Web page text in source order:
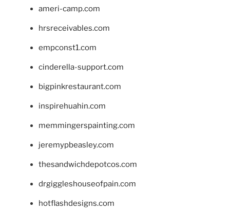
ameri-camp.com
hrsreceivables.com
empconst1.com
cinderella-support.com
bigpinkrestaurant.com
inspirehuahin.com
memmingerspainting.com
jeremypbeasley.com
thesandwichdepotcos.com
drgiggleshouseofpain.com
hotflashdesigns.com